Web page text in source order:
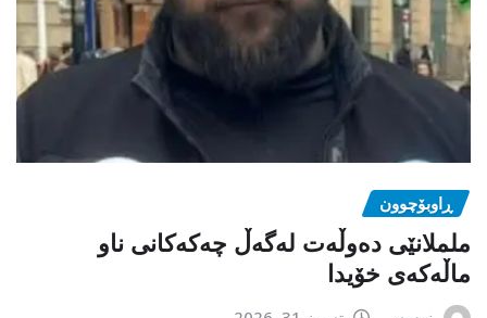
ڕاوبۆچوون
ململانێی دەوڵەت لەگەڵ چەکەکانی ناو
ماڵەکەی خۆیدا